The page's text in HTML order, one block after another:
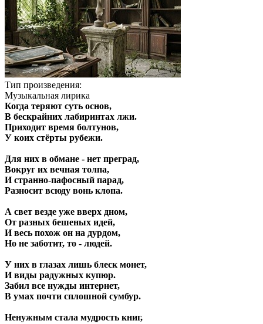
Тип произведения:
Музыкальная лирика
Когда теряют суть основ,
В бескрайних лабиринтах лжи.
Приходит время болтунов,
У коих стёрты рубежи.
Для них в обмане - нет преград,
Вокруг их вечная толпа,
И странно-пафосный парад,
Разносит всюду вонь клопа.
А свет везде уже вверх дном,
От разных бешеных идей,
И весь похож он на дурдом,
Но не заботит, то - людей.
У них в глазах лишь блеск монет,
И виды радужных купюр.
Забил все нужды интернет,
В умах почти сплошной сумбур.
Ненужным стала мудрость книг,